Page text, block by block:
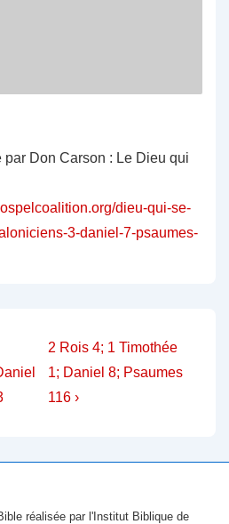
Don Carson : Le Dieu qui
dieu-qui-se-
3-daniel-7-psaumes-
Next
Post
is
2 Rois 4; 1 Timothée
1; Daniel 8; Psaumes
116 ›
réalisée par l'Institut Biblique de